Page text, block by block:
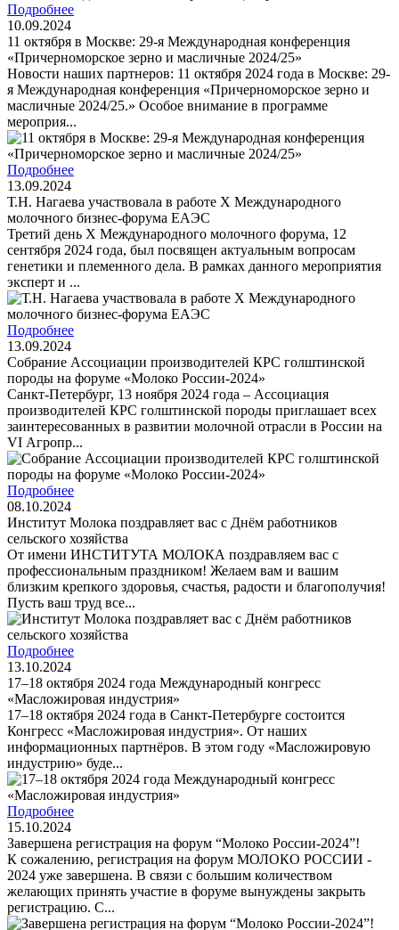
Подробнее
10.09.2024
11 октября в Москве: 29-я Международная конференция
«Причерноморское зерно и масличные 2024/25»
Новости наших партнеров: 11 октября 2024 года в Москве: 29-
я Международная конференция «Причерноморское зерно и
масличные 2024/25.» Особое внимание в программе
мероприя...
Подробнее
13.09.2024
Т.Н. Нагаева участвовала в работе X Международного
молочного бизнес-форума ЕАЭС
Третий день X Международного молочного форума, 12
сентября 2024 года, был посвящен актуальным вопросам
генетики и племенного дела. В рамках данного мероприятия
эксперт и ...
Подробнее
13.09.2024
Собрание Ассоциации производителей КРС голштинской
породы на форуме «Молоко России-2024»
Санкт-Петербург, 13 ноября 2024 года – Ассоциация
производителей КРС голштинской породы приглашает всех
заинтересованных в развитии молочной отрасли в России на
VI Агропр...
Подробнее
08.10.2024
Институт Молока поздравляет вас с Днём работников
сельского хозяйства
От имени ИНСТИТУТА МОЛОКА поздравляем вас с
профессиональным праздником! Желаем вам и вашим
близким крепкого здоровья, счастья, радости и благополучия!
Пусть ваш труд все...
Подробнее
13.10.2024
17–18 октября 2024 года Международный конгресс
«Масложировая индустрия»
17–18 октября 2024 года в Санкт-Петербурге состоится
Конгресс «Масложировая индустрия». От наших
информационных партнёров. В этом году «Масложировую
индустрию» буде...
Подробнее
15.10.2024
Завершена регистрация на форум “Молоко России-2024”!
К сожалению, регистрация на форум МОЛОКО РОССИИ -
2024 уже завершена. В связи с большим количеством
желающих принять участие в форуме вынуждены закрыть
регистрацию. С...